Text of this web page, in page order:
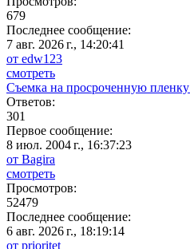
679
Последнее сообщение:
7 авг. 2026 г., 14:20:41
от edw123
смотреть
Съемка на просроченную пленку
Ответов:
301
Первое сообщение:
8 июл. 2004 г., 16:37:23
от Bagira
смотреть
Просмотров:
52479
Последнее сообщение:
6 авг. 2026 г., 18:19:14
от prioritet